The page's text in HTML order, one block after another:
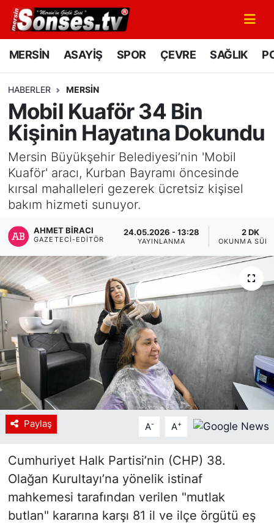
MERSİN ASAYİŞ SPOR ÇEVRE SAĞLIK
HABERLER MERSİN
Mobil Kuaför 34 Bin
Kişinin Hayatına Dokundu
Mersin Büyükşehir Belediyesi’nin 'Mobil
Kuaför' aracı, Kurban Bayramı öncesinde
kırsal mahalleleri gezerek ücretsiz kişisel
bakım hizmeti sunuyor.
AHMET BIRACI
GAZETECI-EDITÖR
24.05.2026 - 13:28
YAYINLANMA
2 DK
OKUNMA
Paylaş A- A+
Cumhuriyet Halk Partisi’nin (CHP) 38.
Olağan Kurultayı’na yönelik istinaf
mahkemesi tarafından verilen "mutlak
butlan" kararına karşı 81 il ve ilçe örgütü eş
MERSİN
SPOR
GÜNÜN MANŞETİ
DÜNYA
KÜLTÜR - SANAT
MAGAZİN
SAĞLIK
Siyaset
YEREL HABER
Haberde insan
Tanıtım
Mersin Nöbetçi Eczaneler
Mersin Namaz Vakitleri
Mersin Trafik Yoğunluk Haritası
Süper Lig Puan Durumu ve Fikstür
Tüm Manşetler
Son Dakika Haberleri
Haber Arşivi